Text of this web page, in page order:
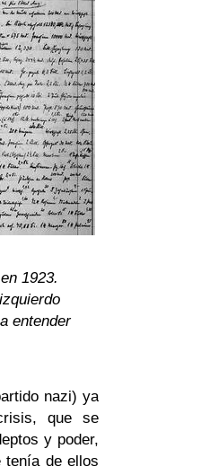
1923.
entender
nazi) ya
que se
y poder,
tenía de ellos